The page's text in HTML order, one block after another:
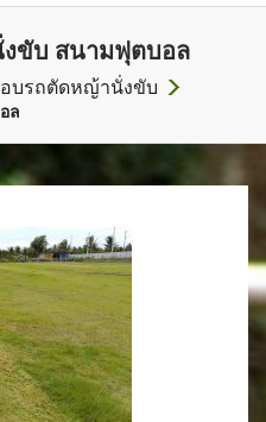
ขับ สนามฟุตบอล
อบรถตัดหญ้านั่งขับ
ล